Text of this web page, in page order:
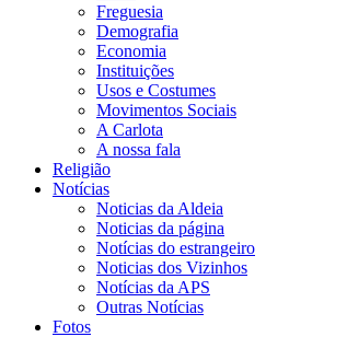
Freguesia
Demografia
Economia
Instituições
Usos e Costumes
Movimentos Sociais
A Carlota
A nossa fala
Religião
Notícias
Noticias da Aldeia
Noticias da página
Notícias do estrangeiro
Noticias dos Vizinhos
Notícias da APS
Outras Notícias
Fotos